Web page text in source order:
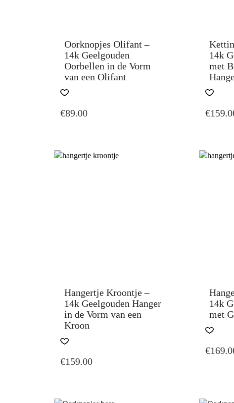
Oorknopjes Olifant –
14k Geelgouden
Oorbellen in de Vorm
van een Olifant
€89.00
14k
met
€
Hangertje Kroontje –
14k Geelgouden Hanger
in de Vorm van een
Kroon
€159.00
14k
met
€